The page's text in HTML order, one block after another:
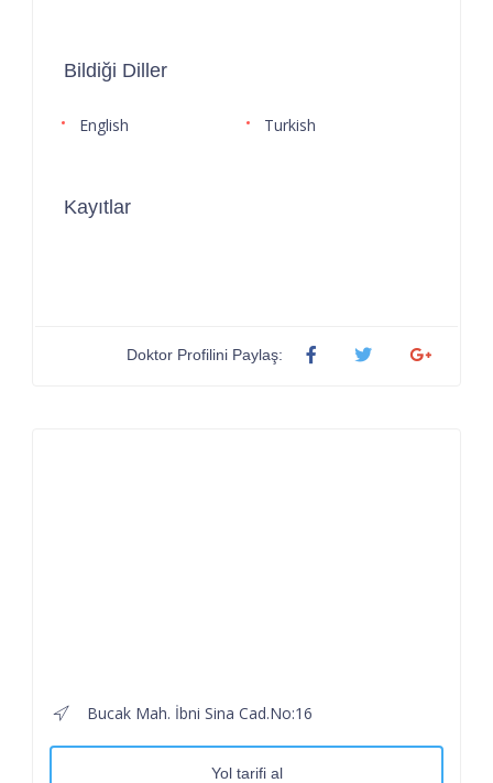
Bildiği Diller
English Turkish
Kayıtlar
Doktor Profilini Paylaş:
Bucak Mah. İbni Sina Cad.No:16
Yol tarifi al